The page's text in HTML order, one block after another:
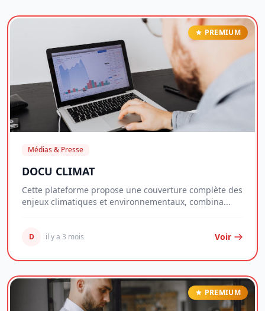
PREMIUM
Médias & Presse
DOCU CLIMAT
Cette plateforme propose une couverture complète des
enjeux climatiques et environnementaux, combina...
D il y a 3 mois Voir
PREMIUM